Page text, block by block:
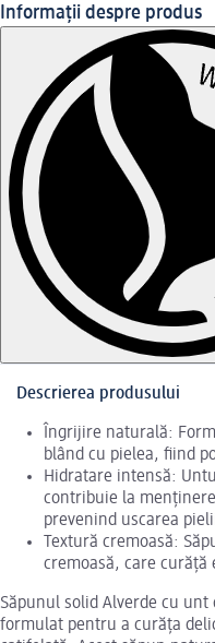
Informații despre produs
Descrierea produsului
Îngrijire naturală:
blând cu pielea, fiind
Hidratare intensă:
contribuie la
prevenind uscarea
Textură cremoasă:
cremoasă, care curăță
Săpunul solid Alverde cu unt
formulat pentru a curăța